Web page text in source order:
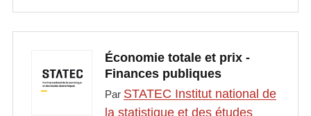
Économie totale et prix -
Finances publiques
Par STATEC Institut national de
la statistique et des études